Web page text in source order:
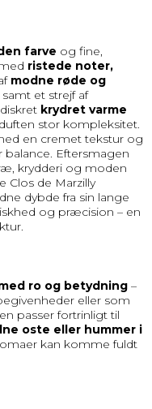
farve og fine,
ristede noter,
modne røde og
et strejf af
krydret varme
stor kompleksitet.
en cremet tekstur og
balance. Eftersmagen
krydderi og moden
Clos de Marzilly
dybde fra sin lange
og præcision – en
ro og betydning –
eller som
passer fortrinligt til
oste eller hummer i
kan komme fuldt